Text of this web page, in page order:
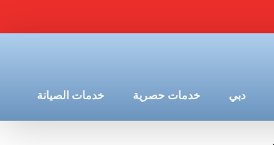
دبي خدمات حصرية خدمات الصيانة